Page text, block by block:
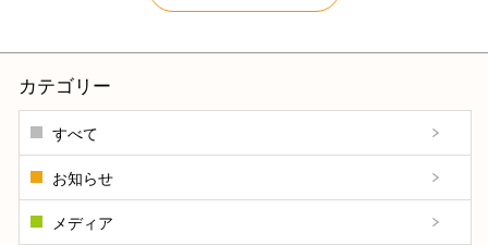
カテゴリー
すべて
お知らせ
メディア